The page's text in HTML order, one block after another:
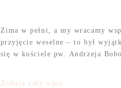
Zima w pełni, a my wracamy
przyjęcie weselne – to był
się w kościele pw. Andrzeja
Zobacz cały wpis